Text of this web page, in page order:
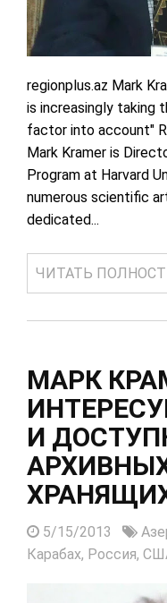
regionplus.az Mark
is increasingly taking
factor into account"
Mark Kramer is
Program at Harvard
numerous scientific
dedicated...
ЧИТАТЬ
МАРК
И
5/15/2013
Карабах, Россия,